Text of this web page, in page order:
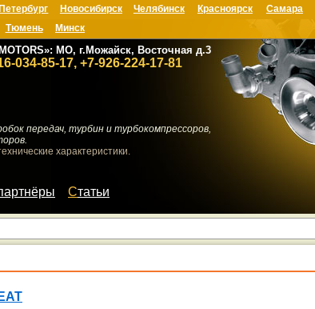
МО, г.Можайск, Восточная д.3
034-85-17, +7-926-224-17-81
Новосибирск Челябинск Красноярск Самара
Тюмень Минск
передач, турбин и турбокомпрессоров,
характеристики.
Статьи